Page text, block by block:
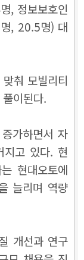
, 정보보호인
, 20.5명) 대
춰 모빌리티
이된다.
가하면서 자
지고 있다. 현
현대오토에
늘리며 역량
개선과 연구